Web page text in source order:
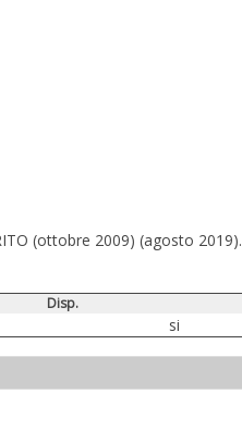
(ottobre 2009) (agosto 2019).
Disp.
si